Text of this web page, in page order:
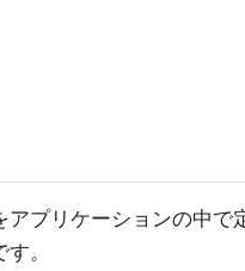
プリケーションの中で
。